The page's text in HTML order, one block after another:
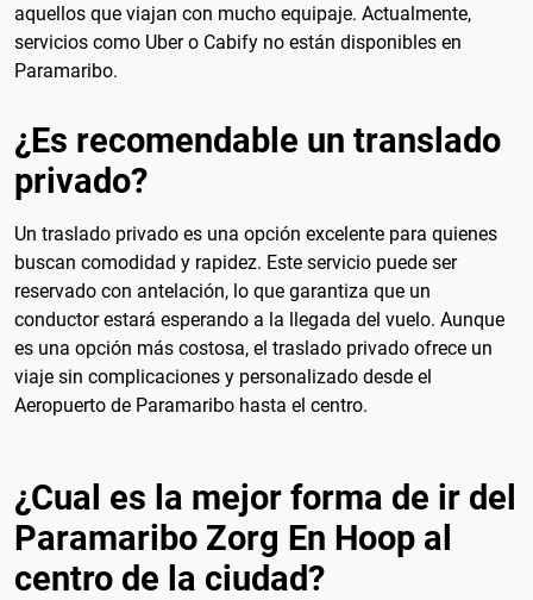
aquellos que viajan con mucho equipaje. Actualmente,
servicios como Uber o Cabify no están disponibles en
Paramaribo.
¿Es recomendable un translado
privado?
Un traslado privado es una opción excelente para quienes
buscan comodidad y rapidez. Este servicio puede ser
reservado con antelación, lo que garantiza que un
conductor estará esperando a la llegada del vuelo. Aunque
es una opción más costosa, el traslado privado ofrece un
viaje sin complicaciones y personalizado desde el
Aeropuerto de Paramaribo hasta el centro.
¿Cual es la mejor forma de ir del
Paramaribo Zorg En Hoop al
centro de la ciudad?